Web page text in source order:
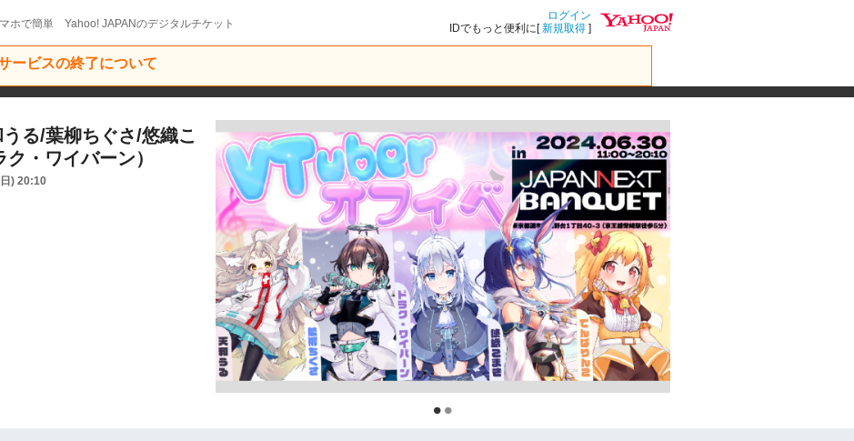
ホで簡単 Yahoo! JAPANのデジタルチケット
ログイン
IDでもっと便利に[新規取得 ]
ービスの終了について
る/葉柳ちぐさ/悠織こ
・ワイバーン）
) 20:10